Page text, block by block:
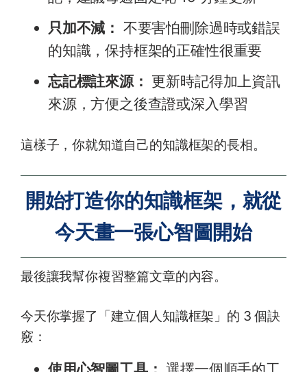
只加不減： 不要害怕刪除過時或錯誤
的知識，保持框架的正確性很重要
忘記標註來源： 更新時記得加上資訊
來源，方便之後查證或深入學習
這樣子，你就知道自己的知識框架的長相。
開始打造你的知識框架，就從
今天畫一張心智圖開始
最後讓我幫你複習整篇文章的內容。
今天你掌握了「建立個人知識框架」的 3 個訣
竅：